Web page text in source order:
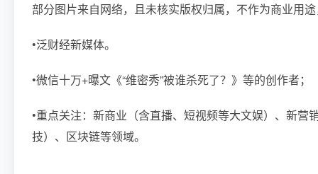
部分图片来自网络，且未核实版权归属，不作为商业用
•泛财经新媒体。
•微信十万+曝文《“维密秀”被谁杀死了？》等的创作者；
•重点关注：新商业（含直播、短视频等大文娱）、新
技）、区块链等领域。